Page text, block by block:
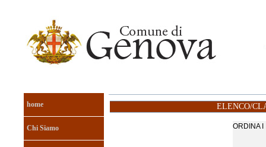
home
Chi Siamo
ELENCO/